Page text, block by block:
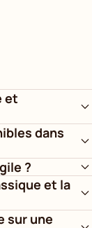
et
dans
?
et la
sur une